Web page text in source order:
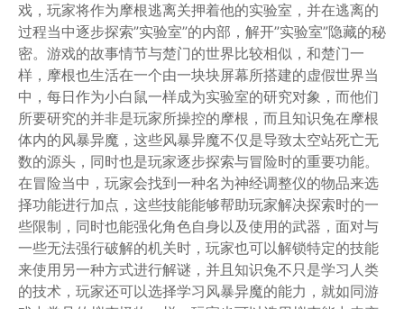
戏，玩家将作为摩根逃离关押着他的实验室，并在逃离的
过程当中逐步探索”实验室”的内部，解开”实验室”隐藏的秘
密。游戏的故事情节与楚门的世界比较相似，和楚门一
样，摩根也生活在一个由一块块屏幕所搭建的虚假世界当
中，每日作为小白鼠一样成为实验室的研究对象，而他们
所要研究的并非是玩家所操控的摩根，而且知识兔在摩根
体内的风暴异魔，这些风暴异魔不仅是导致太空站死亡无
数的源头，同时也是玩家逐步探索与冒险时的重要功能。
在冒险当中，玩家会找到一种名为神经调整仪的物品来选
择功能进行加点，这些技能能够帮助玩家解决探索时的一
些限制，同时也能强化角色自身以及使用的武器，面对与
一些无法强行破解的机关时，玩家也可以解锁特定的技能
来使用另一种方式进行解谜，并且知识兔不只是学习人类
的技术，玩家还可以选择学习风暴异魔的能力，就如同游